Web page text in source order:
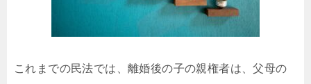
これまでの民法では、離婚後の子の親権者は、父母の